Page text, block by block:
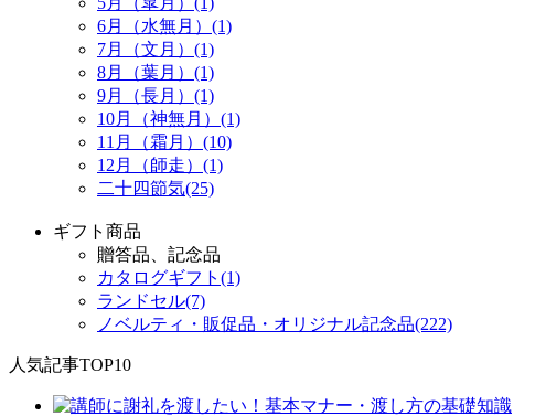
6月（水無月）(1)
7月（文月）(1)
8月（葉月）(1)
9月（長月）(1)
10月（神無月）(1)
11月（霜月）(10)
12月（師走）(1)
二十四節気(25)
ギフト商品
贈答品、記念品
カタログギフト(1)
ランドセル(7)
ノベルティ・販促品・オリジナル記念品(222)
人気記事TOP10